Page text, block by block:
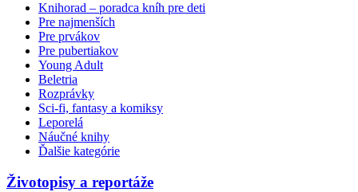
Knihorad – poradca kníh pre deti
Pre najmenších
Pre prvákov
Pre pubertiakov
Young Adult
Beletria
Rozprávky
Sci-fi, fantasy a komiksy
Leporelá
Náučné knihy
Ďalšie kategórie
Životopisy a reportáže